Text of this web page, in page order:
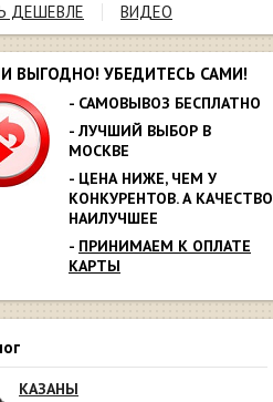
ДЕШЕВЛЕ ВИДЕО
ВЫГОДНО! УБЕДИТЕСЬ САМИ!
- САМОВЫВОЗ БЕСПЛАТНО
- ЛУЧШИЙ ВЫБОР В
МОСКВЕ
- ЦЕНА НИЖЕ, ЧЕМ У
КОНКУРЕНТОВ. А КАЧЕСТВО
НАИЛУЧШЕЕ
- ПРИНИМАЕМ К ОПЛАТЕ
КАРТЫ
КАЗАНЫ